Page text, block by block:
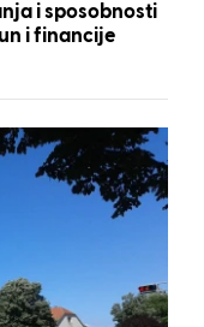
i sposobnosti
i financije